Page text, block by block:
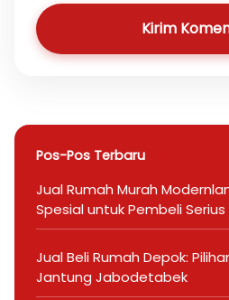
Kirim
Pos-Pos Terbaru
Jual Rumah Murah
Spesial untuk Pembeli Serius
Jual Beli Rumah Depok:
Jantung Jabodetabek